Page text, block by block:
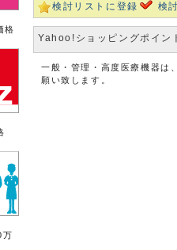
検討リストに登録 検
Yahoo!ショッピングポイン
一般・管理・高度医療機器は
願い致します。
格
万